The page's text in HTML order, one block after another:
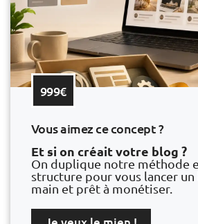
999€
Vous aimez ce concept ?
Et si on créait votre blog ?
On duplique notre méthode
structure pour vous lancer un
main et prêt à monétiser.